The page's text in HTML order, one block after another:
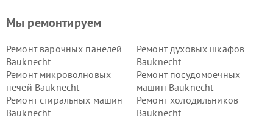
Мы ремонтируем
Ремонт варочных панелей
Bauknecht
Ремонт духовых шкафов
Bauknecht
Ремонт микроволновых
печей Bauknecht
Ремонт посудомоечных
машин Bauknecht
Ремонт стиральных машин
Bauknecht
Ремонт холодильников
Bauknecht